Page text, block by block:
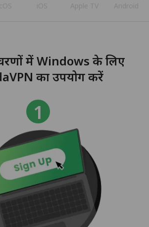
iOS Apple TV Android
में Windows के लिए
का उपयोग करें